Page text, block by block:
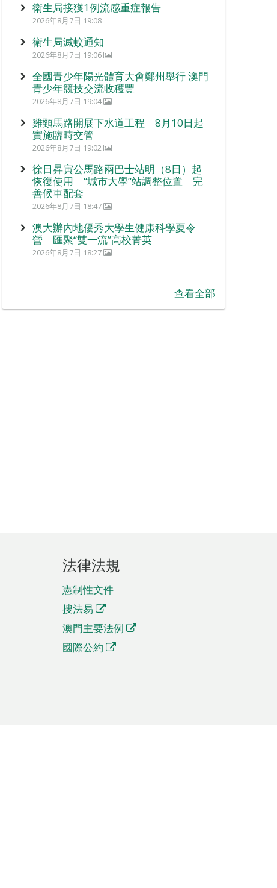
衛生局接獲1例流感重症報告
2026年8月7日 19:08
衛生局滅蚊通知
2026年8月7日 19:06
全國青少年陽光體育大會鄭州舉行 澳門
青少年競技交流收穫豐
2026年8月7日 19:04
雞頸馬路開展下水道工程 8月10日起
實施臨時交管
2026年8月7日 19:02
徐日昇寅公馬路兩巴士站明（8日）起
恢復使用 “城市大學”站調整位置 完
善候車配套
2026年8月7日 18:47
澳大辦內地優秀大學生健康科學夏令
營 匯聚“雙一流”高校菁英
2026年8月7日 18:27
查看全部
法律法規
憲制性文件
搜法易
澳門主要法例
國際公約